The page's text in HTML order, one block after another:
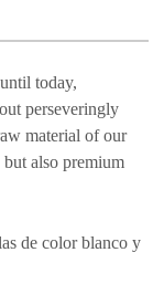
today,
perseveringly
material of our
also premium
de color blanco y